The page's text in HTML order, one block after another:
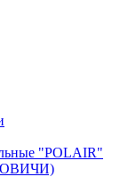
"POLAIR"